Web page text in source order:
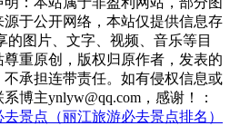
于公开网络，本站仅提供信息存
的图片、文字、视频、音乐等目
重原创，版权归原作者，发表的
承担连带责任。如有侵权信息或
博主ynlyw@qq.com，感谢！：
景点（丽江旅游必去景点排名）